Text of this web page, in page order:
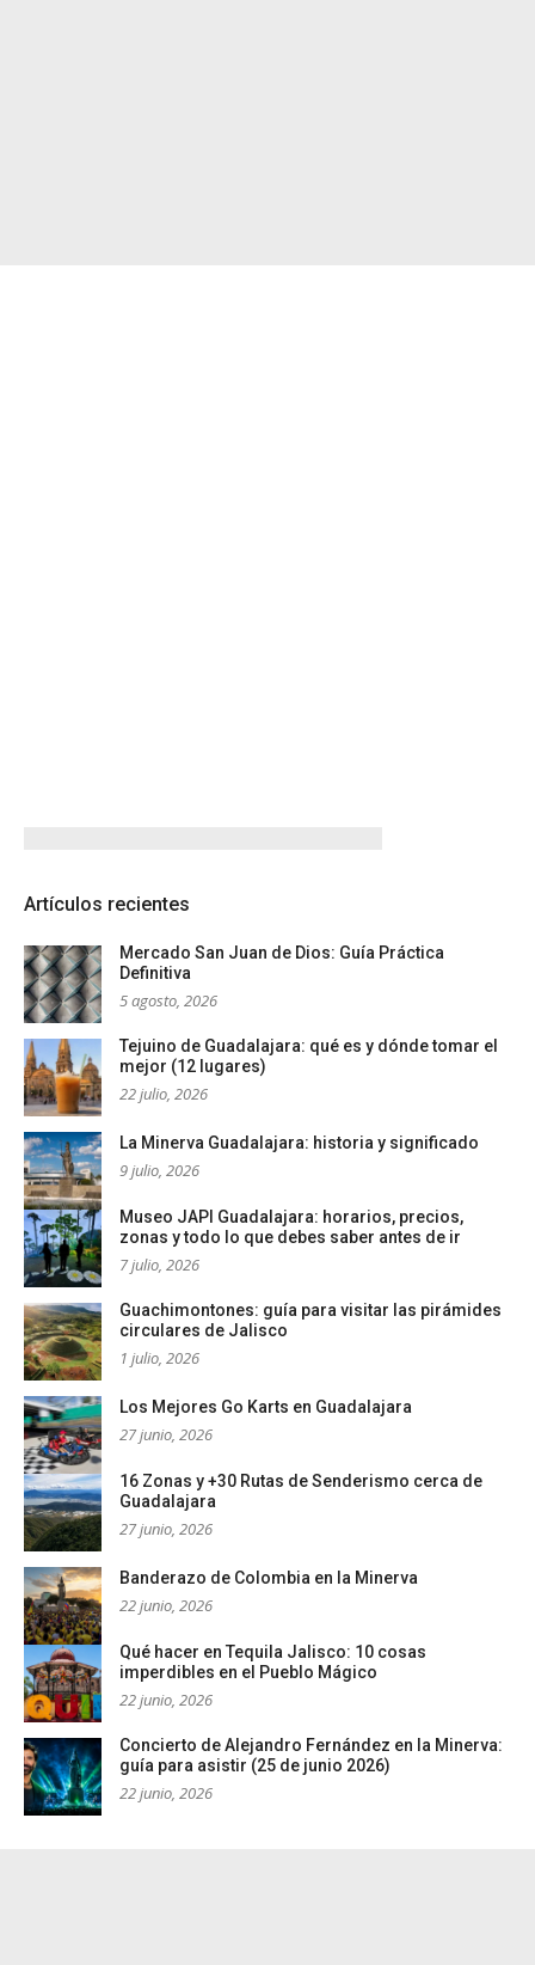
Artículos recientes
Mercado San Juan de Dios: Guía Práctica
Definitiva
5 agosto, 2026
Tejuino de Guadalajara: qué es y dónde tomar el
mejor (12 lugares)
22 julio, 2026
La Minerva Guadalajara: historia y significado
9 julio, 2026
Museo JAPI Guadalajara: horarios, precios,
zonas y todo lo que debes saber antes de ir
7 julio, 2026
Guachimontones: guía para visitar las pirámides
circulares de Jalisco
1 julio, 2026
Los Mejores Go Karts en Guadalajara
27 junio, 2026
16 Zonas y +30 Rutas de Senderismo cerca de
Guadalajara
27 junio, 2026
Banderazo de Colombia en la Minerva
22 junio, 2026
Qué hacer en Tequila Jalisco: 10 cosas
imperdibles en el Pueblo Mágico
22 junio, 2026
Concierto de Alejandro Fernández en la Minerva:
guía para asistir (25 de junio 2026)
22 junio, 2026